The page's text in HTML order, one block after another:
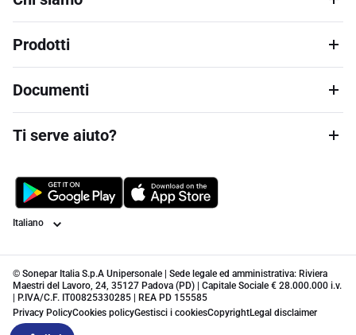
Prodotti
Documenti
Ti serve aiuto?
Lingua
© Sonepar Italia S.p.A Unipersonale | Sede legale ed amministrativa: Riviera
Maestri del Lavoro, 24, 35127 Padova (PD) | Capitale Sociale € 28.000.000 i.v.
| P.IVA/C.F. IT00825330285 | REA PD 155585
Privacy PolicyCookies policyGestisci i cookiesCopyrightLegal disclaimer